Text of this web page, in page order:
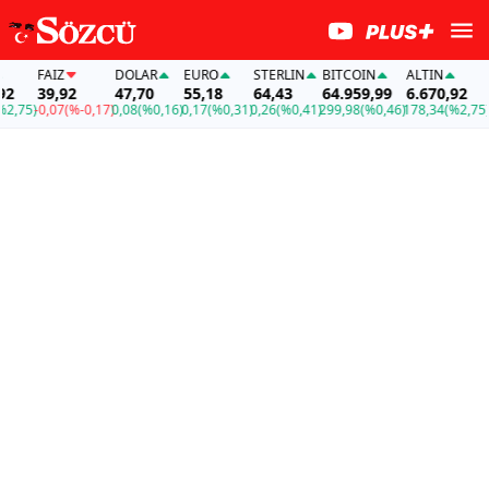
FAİZ
39,92
-0,07(%-0,17)
DOLAR
47,70
0,08(%0,16)
EURO
55,18
0,17(%0,31)
STERLIN
64,43
0,26(%0,41)
BITCOIN
64.959,99
299,98(%0,46)
ALTIN
6.670,92
178,34(%2,75)-